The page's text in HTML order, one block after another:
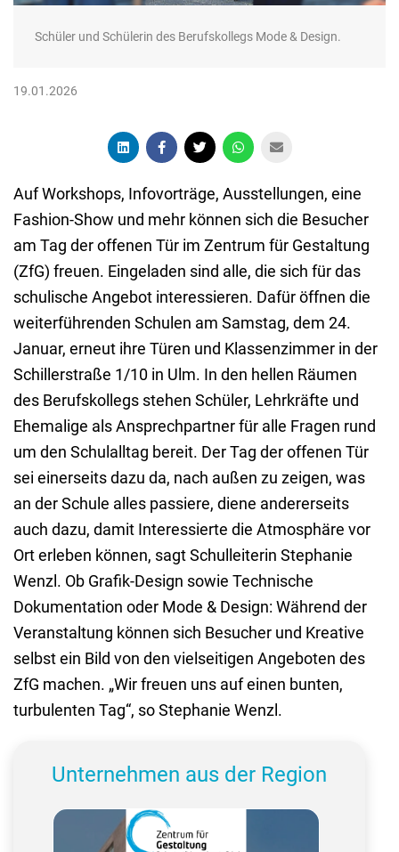
Schüler und Schülerin des Berufskollegs Mode & Design.
19.01.2026
Auf Workshops, Infovorträge, Ausstellungen, eine
Fashion-Show und mehr können sich die Besucher
am Tag der offenen Tür im Zentrum für Gestaltung
(ZfG) freuen. Eingeladen sind alle, die sich für das
schulische Angebot interessieren. Dafür öffnen die
weiterführenden Schulen am Samstag, dem 24.
Januar, erneut ihre Türen und Klassenzimmer in der
Schillerstraße 1/10 in Ulm. In den hellen Räumen
des Berufskollegs stehen Schüler, Lehrkräfte und
Ehemalige als Ansprechpartner für alle Fragen rund
um den Schulalltag bereit. Der Tag der offenen Tür
sei einerseits dazu da, nach außen zu zeigen, was
an der Schule alles passiere, diene andererseits
auch dazu, damit Interessierte die Atmosphäre vor
Ort erleben können, sagt Schulleiterin Stephanie
Wenzl. Ob Grafik-Design sowie Technische
Dokumentation oder Mode & Design: Während der
Veranstaltung können sich Besucher und Kreative
selbst ein Bild von den vielseitigen Angeboten des
ZfG machen. „Wir freuen uns auf einen bunten,
turbulenten Tag“, so Stephanie Wenzl.
Unternehmen aus der Region